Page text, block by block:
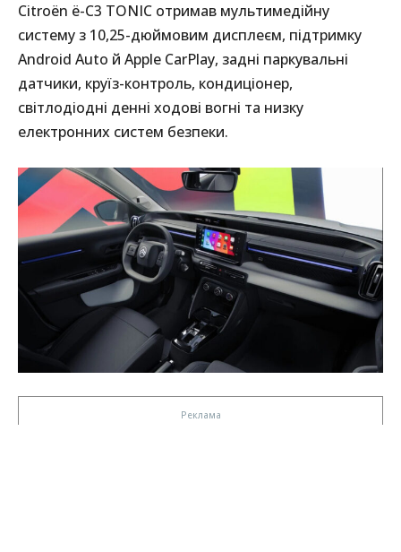
Citroën ë-C3 TONIC отримав мультимедійну
систему з 10,25-дюймовим дисплеєм, підтримку
Android Auto й Apple CarPlay, задні паркувальні
датчики, круїз-контроль, кондиціонер,
світлодіодні денні ходові вогні та низку
електронних систем безпеки.